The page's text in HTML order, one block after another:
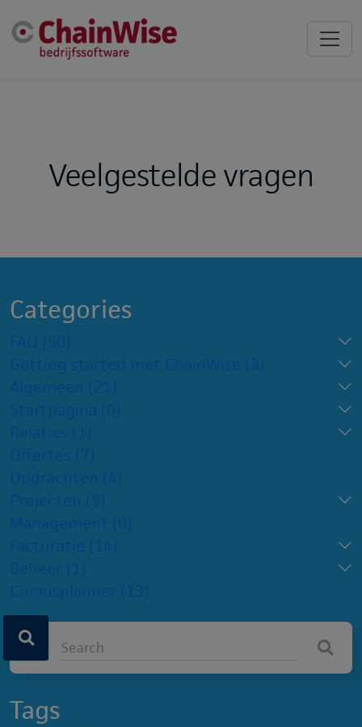
Veelgestelde vragen
Categories
FAQ (50)
Getting started met ChainWise (3)
Algemeen (21)
Startpagina (0)
Relaties (1)
Offertes (7)
Opdrachten (4)
Projecten (8)
Management (0)
Facturatie (14)
Beheer (1)
Cursusplanner (13)
Tags